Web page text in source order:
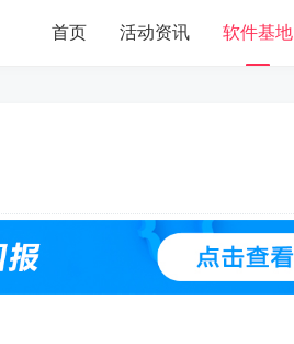
首页 活动资讯 软件基地